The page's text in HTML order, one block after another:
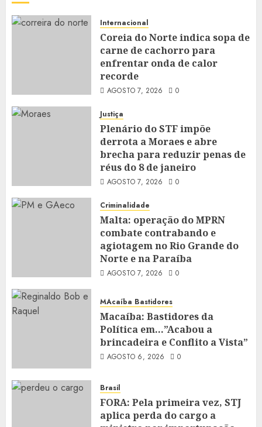
Internacional
Coreia do Norte indica sopa de
carne de cachorro para
enfrentar onda de calor
recorde
AGOSTO 7, 2026 0
Justiça
Plenário do STF impõe
derrota a Moraes e abre
brecha para reduzir penas de
réus do 8 de janeiro
AGOSTO 7, 2026 0
Criminalidade
Malta: operação do MPRN
combate contrabando e
agiotagem no Rio Grande do
Norte e na Paraíba
AGOSTO 7, 2026 0
MAcaíba Bastidores
Macaíba: Bastidores da
Política em…”Acabou a
brincadeira e Conflito a Vista”
AGOSTO 6, 2026 0
Brasil
FORA: Pela primeira vez, STJ
aplica perda do cargo a